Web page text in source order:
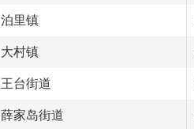
泊里镇
大村镇
王台街道
薛家岛街道